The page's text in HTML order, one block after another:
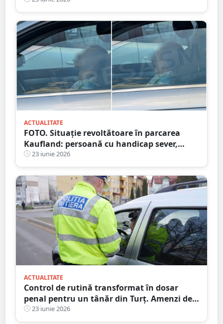
ACTUALITATE
FOTO. Situație revoltătoare în parcarea
Kaufland: persoană cu handicap sever,
lăsată singură într-o mașină încinsă la 35
de grade
23 iunie 2026
ACTUALITATE
Control de rutină transformat în dosar
penal pentru un tânăr din Turț. Amenzi de
mii de lei date de polițiștii sătmăreni
23 iunie 2026